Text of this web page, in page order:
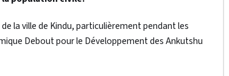
la ville de Kindu, particulièrement pendant les
Debout pour le Développement des Ankutshu